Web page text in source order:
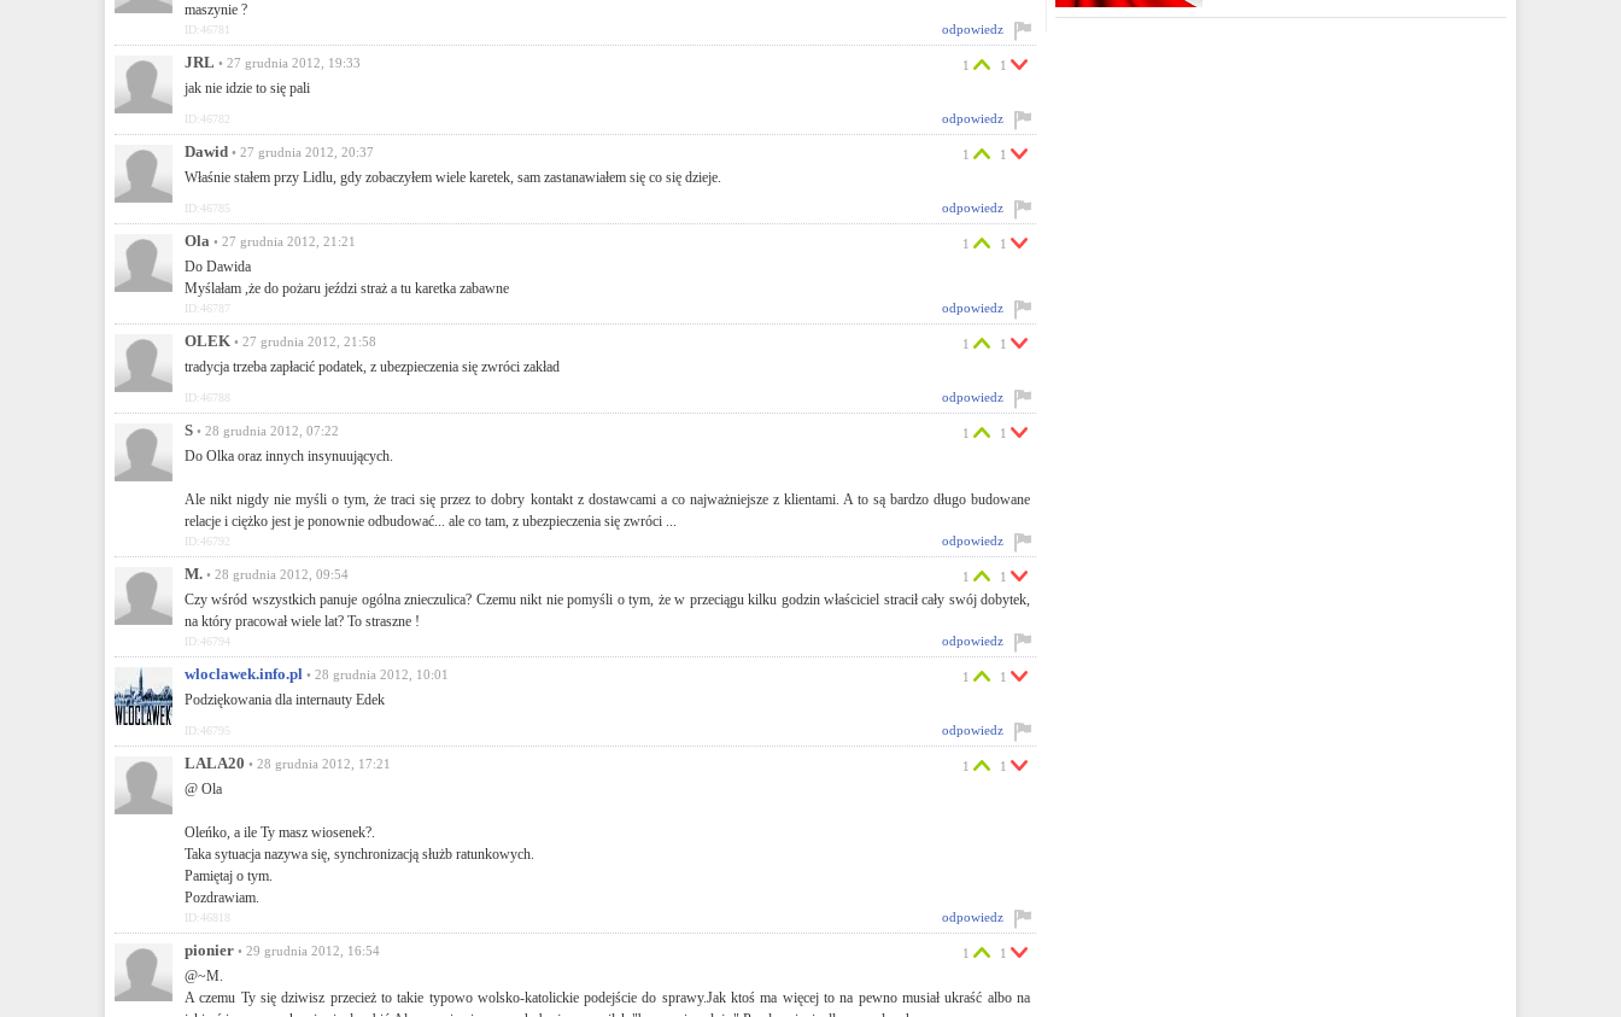
maszynie ?
odpowiedz
ID:46781
JRL • 27 grudnia 2012, 19:33
jak nie idzie to się pali
1 1
odpowiedz
ID:46782
Dawid • 27 grudnia 2012, 20:37
Właśnie stałem przy Lidlu, gdy zobaczyłem wiele karetek, sam zastanawiałem się co się dzieje.
1 1
odpowiedz
ID:46785
Ola • 27 grudnia 2012, 21:21
Do Dawida
Myślałam ,że do pożaru jeździ straż a tu karetka zabawne
1 1
odpowiedz
ID:46787
OLEK • 27 grudnia 2012, 21:58
tradycja trzeba zapłacić podatek, z ubezpieczenia się zwróci zakład
1 1
odpowiedz
ID:46788
S • 28 grudnia 2012, 07:22
Do Olka oraz innych insynuujących.
Ale nikt nigdy nie myśli o tym, że traci się przez to dobry kontakt z dostawcami a co najważniejsze z klientami. A to są bardzo długo budowane
relacje i ciężko jest je ponownie odbudować... ale co tam, z ubezpieczenia się zwróci ...
1 1
odpowiedz
ID:46792
M. • 28 grudnia 2012, 09:54
Czy wśród wszystkich panuje ogólna znieczulica? Czemu nikt nie pomyśli o tym, że w przeciągu kilku godzin właściciel stracił cały swój dobytek,
na który pracował wiele lat? To straszne !
1 1
odpowiedz
ID:46794
wloclawek.info.pl • 28 grudnia 2012, 10:01
Podziękowania dla internauty Edek
1 1
odpowiedz
ID:46795
LALA20 • 28 grudnia 2012, 17:21
@ Ola
Oleńko, a ile Ty masz wiosenek?.
Taka sytuacja nazywa się, synchronizacją służb ratunkowych.
Pamiętaj o tym.
Pozdrawiam.
1 1
odpowiedz
ID:46818
pionier • 29 grudnia 2012, 16:54
@~M.
A czemu Ty się dziwisz przecież to takie typowo wolsko-katolickie podejście do sprawy.Jak ktoś ma więcej to na pewno musiał ukraść albo na
1 1